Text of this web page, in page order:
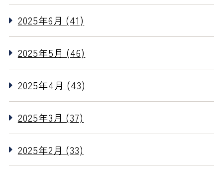
2025年6月 (41)
2025年5月 (46)
2025年4月 (43)
2025年3月 (37)
2025年2月 (33)